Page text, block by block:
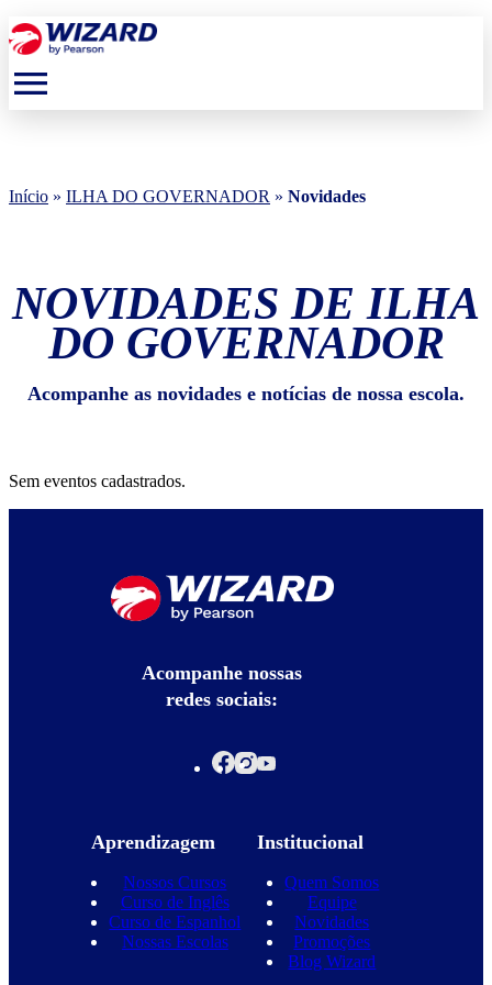
menu
Início » ILHA DO GOVERNADOR » Novidades
NOVIDADES DE ILHA
DO GOVERNADOR
Acompanhe as novidades e notícias de nossa escola.
Sem eventos cadastrados.
Acompanhe nossas
redes sociais:
Aprendizagem
Nossos Cursos
Curso de Inglês
Curso de Espanhol
Nossas Escolas
Institucional
Quem Somos
Equipe
Novidades
Promoções
Blog Wizard